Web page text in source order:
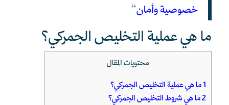
خصوصية وأمان“
ما هي عملية التخليص الجمركي؟
محتويات المقال
1ما هي عملية التخليص الجمركي؟
2ما هي شروط التخليص الجمركي؟